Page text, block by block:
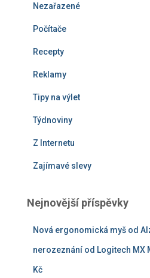
Nezařazené
Počítače
Recepty
Reklamy
Tipy na výlet
Týdnoviny
Z Internetu
Zajímavé slevy
Nejnovější příspěvky
Nová ergonomická myš od
nerozeznání od Logitech MX
Kč